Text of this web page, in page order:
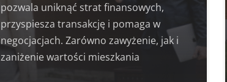
pozwala uniknąć strat finansowych,
przyspiesza transakcję i pomaga w
negocjacjach. Zarówno zawyżenie, jak i
zaniżenie wartości mieszkania